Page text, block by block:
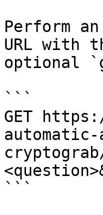
Perform
URL with
optional
```
GET
```